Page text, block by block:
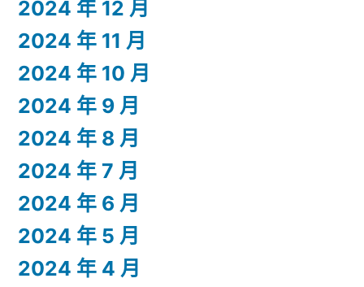
2024 年 12 月
2024 年 11 月
2024 年 10 月
2024 年 9 月
2024 年 8 月
2024 年 7 月
2024 年 6 月
2024 年 5 月
2024 年 4 月